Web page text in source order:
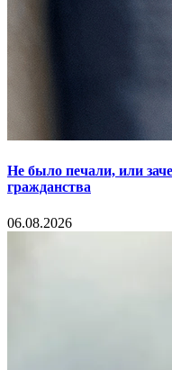
Не было печали, или
гражданства
06.08.2026